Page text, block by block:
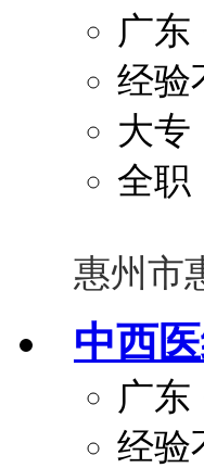
定期团建
解决户口
员工旅游
广东
经验
大专
全职
惠州市
中西
广东
经验